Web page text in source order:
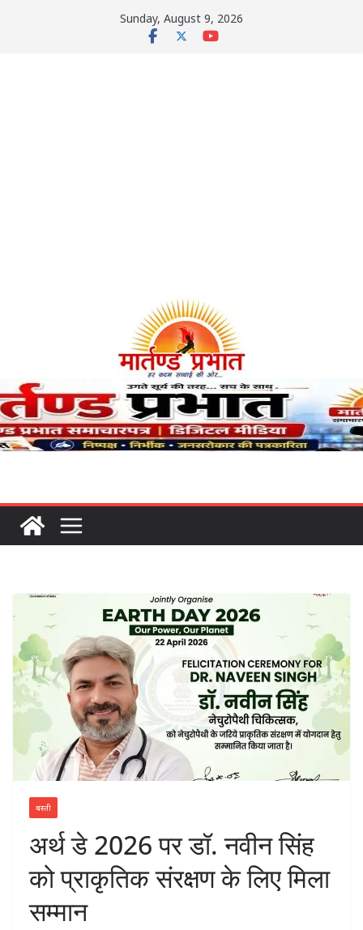
Sunday, August 9, 2026
बस्ती
अर्थ डे 2026 पर डॉ. नवीन सिंह
को प्राकृतिक संरक्षण के लिए मिला
सम्मान